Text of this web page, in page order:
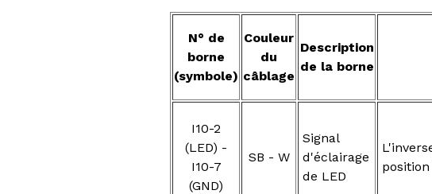
N° de
borne
(symbole)
Couleur
du
câblage
Description
de la borne
I10-2
(LED) -
I10-7
(GND)
SB - W
Signal
d'éclairage
de LED